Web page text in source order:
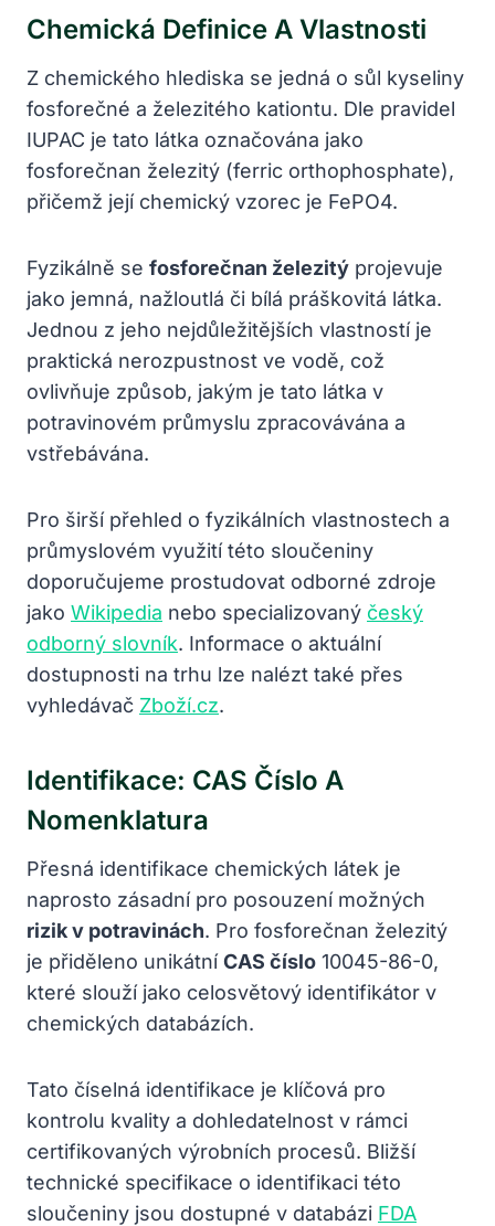
Chemická Definice A Vlastnosti
Z chemického hlediska se jedná o sůl kyseliny
fosforečné a železitého kationtu. Dle pravidel
IUPAC je tato látka označována jako
fosforečnan železitý (ferric orthophosphate),
přičemž její chemický vzorec je FePO4.
Fyzikálně se fosforečnan železitý projevuje
jako jemná, nažloutlá či bílá práškovitá látka.
Jednou z jeho nejdůležitějších vlastností je
praktická nerozpustnost ve vodě, což
ovlivňuje způsob, jakým je tato látka v
potravinovém průmyslu zpracovávána a
vstřebávána.
Pro širší přehled o fyzikálních vlastnostech a
průmyslovém využití této sloučeniny
doporučujeme prostudovat odborné zdroje
jako Wikipedia nebo specializovaný český
odborný slovník. Informace o aktuální
dostupnosti na trhu lze nalézt také přes
vyhledávač Zboží.cz.
Identifikace: CAS Číslo A
Nomenklatura
Přesná identifikace chemických látek je
naprosto zásadní pro posouzení možných
rizik v potravinách. Pro fosforečnan železitý
je přiděleno unikátníCAS číslo 10045-86-0,
které slouží jako celosvětový identifikátor v
chemických databázích.
Tato číselná identifikace je klíčová pro
kontrolu kvality a dohledatelnost v rámci
certifikovaných výrobních procesů. Bližší
technické specifikace o identifikaci této
sloučeniny jsou dostupné v databázi FDA